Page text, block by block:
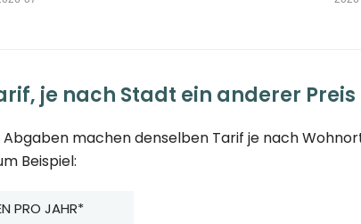
je nach Stadt ein anderer Preis
machen denselben Tarif je nach
Beispiel:
PRO JAHR*